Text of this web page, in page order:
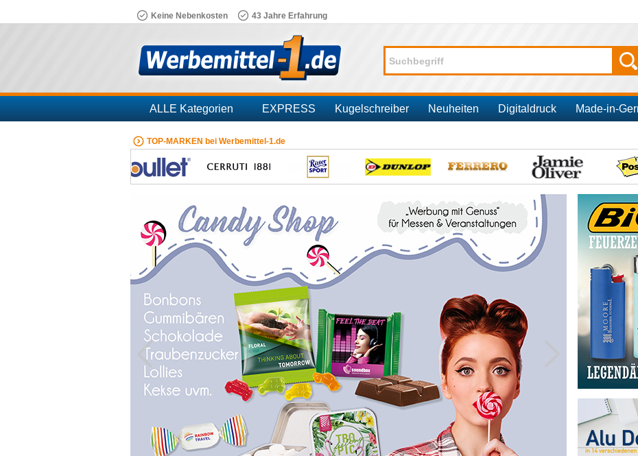
Keine Nebenkosten 43 Jahre Erfahrung
ALLE Kategorien EXPRESS Kugelschreiber Neuheiten Digitaldruck Made-in-
Branchen
TOP-MARKEN bei Werbemittel-1.de